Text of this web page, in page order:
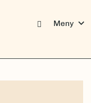
Meny expand_more